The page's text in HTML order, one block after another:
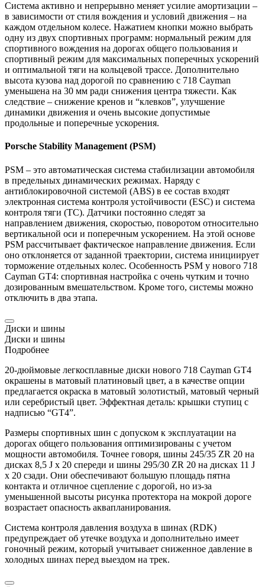
Система активно и непрерывно меняет усилие амортизации –
в зависимости от стиля вождения и условий движения – на
каждом отдельном колесе. Нажатием кнопки можно выбрать
одну из двух спортивных программ: нормальный режим для
спортивного вождения на дорогах общего пользования и
спортивный режим для максимальных поперечных ускорений
и оптимальной тяги на кольцевой трассе. Дополнительно
высота кузова над дорогой по сравнению с 718 Cayman
уменьшена на 30 мм ради снижения центра тяжести. Как
следствие – снижение кренов и “клевков”, улучшение
динамики движения и очень высокие допустимые
продольные и поперечные ускорения.
Porsche Stability Management (PSM)
PSM – это автоматическая система стабилизации автомобиля
в предельных динамических режимах. Наряду с
антиблокировочной системой (ABS) в ее состав входят
электронная система контроля устойчивости (ESC) и система
контроля тяги (TC). Датчики постоянно следят за
направлением движения, скоростью, поворотом относительно
вертикальной оси и поперечным ускорением. На этой основе
PSM рассчитывает фактическое направление движения. Если
оно отклоняется от заданной траектории, система инициирует
торможение отдельных колес. Особенность PSM у нового 718
Cayman GT4: спортивная настройка с очень чутким и точно
дозированным вмешательством. Кроме того, системы можно
отключить в два этапа.
Диски и шины
Диски и шины
Подробнее
20-дюймовые легкосплавные диски нового 718 Cayman GT4
окрашены в матовый платиновый цвет, а в качестве опции
предлагается окраска в матовый золотистый, матовый черный
или серебристый цвет. Эффектная деталь: крышки ступиц с
надписью “GT4”.
Размеры спортивных шин с допуском к эксплуатации на
дорогах общего пользования оптимизированы с учетом
мощности автомобиля. Точнее говоря, шины 245/35 ZR 20 на
дисках 8,5 J x 20 спереди и шины 295/30 ZR 20 на дисках 11 J
x 20 сзади. Они обеспечивают большую площадь пятна
контакта и отличное сцепление с дорогой, но из-за
уменьшенной высоты рисунка протектора на мокрой дороге
возрастает опасность аквапланирования.
Система контроля давления воздуха в шинах (RDK)
предупреждает об утечке воздуха и дополнительно имеет
гоночный режим, который учитывает сниженное давление в
холодных шинах перед выездом на трек.